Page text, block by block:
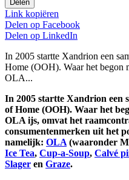
Delen
Link kopiëren
Delen op Facebook
Delen op LinkedIn
In 2005 startte Xandrion een
Home (OOH). Waar het begon
OLA...
In 2005 startte Xandrion een
of Home (OOH). Waar het
OLA ijs, omvat het
consumentenmerken uit het
namelijk: OLA (waaronder
Ice Tea, Cup-a-Soup, Calvé
Slager en Graze.